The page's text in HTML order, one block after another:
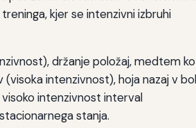
kjer se intenzivni izbruhi
držanje položaj, medtem ko
intenzivnost), hoja nazaj v
intenzivnost interval
stanja.